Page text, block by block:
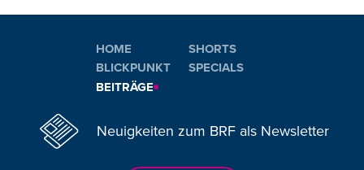
HOME
BLICKPUNKT
BEITRÄGE
SHORTS
SPECIALS
Neuigkeiten zum BRF als Newsletter